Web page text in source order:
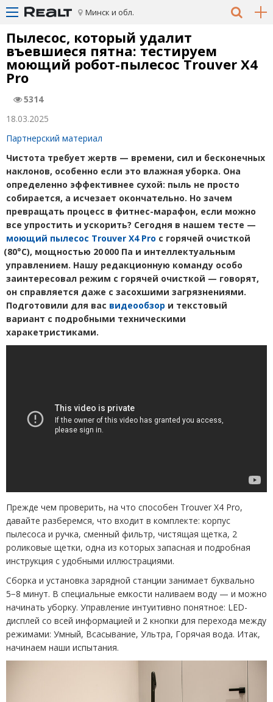
Минск и обл.
Пылесос, который удалит
въевшиеся пятна: тестируем
моющий робот-пылесос Trouver X4
Pro
5314
18.03.2025
Партнерский материал
Чистота требует жертв — времени, сил и бесконечных
наклонов, особенно если это влажная уборка. Она
определенно эффективнее сухой: пыль не просто
собирается, а исчезает окончательно. Но зачем
превращать процесс в фитнес-марафон, если можно
все упростить и ускорить? Сегодня в нашем тесте —
моющий пылесос Trouver X4 Pro с горячей очисткой
(80°C), мощностью 20 000 Па и интеллектуальным
управлением. Нашу редакционную команду особо
заинтересовал режим с горячей очисткой — говорят,
он справляется даже с засохшими загрязнениями.
Подготовили для вас видеообзор и текстовый
вариант с подробными техническими
харакетристиками.
Прежде чем проверить, на что способен Trouver X4 Pro,
давайте разберемся, что входит в комплекте: корпус
пылесоса и ручка, сменный фильтр, чистящая щетка, 2
роликовые щетки, одна из которых запасная и подробная
инструкция с удобными иллюстрациями.
Сборка и установка зарядной станции занимает буквально
5−8 минут. В специальные емкости наливаем воду — и можно
начинать уборку. Управление интуитивно понятное: LED-
дисплей со всей информацией и 2 кнопки для перехода между
режимами: Умный, Всасывание, Ультра, Горячая вода. Итак,
начинаем наши испытания.